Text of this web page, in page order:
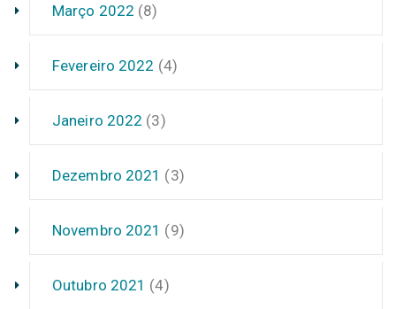
Março 2022 (8)
Fevereiro 2022 (4)
Janeiro 2022 (3)
Dezembro 2021 (3)
Novembro 2021 (9)
Outubro 2021 (4)